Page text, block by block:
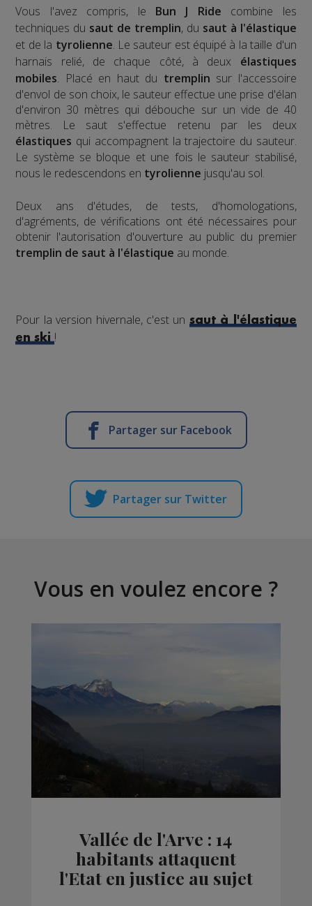
Vous l'avez compris, le Bun J Ride combine les
techniques du saut de tremplin, du saut à l'élastique
et de la tyrolienne. Le sauteur est équipé à la taille d'un
harnais relié, de chaque côté, à deux élastiques
mobiles. Placé en haut du tremplin sur l'accessoire
d'envol de son choix, le sauteur effectue une prise d'élan
d'environ 30 mètres qui débouche sur un vide de 40
mètres. Le saut s'effectue retenu par les deux
élastiques qui accompagnent la trajectoire du sauteur.
Le système se bloque et une fois le sauteur stabilisé,
nous le redescendons en tyrolienne jusqu'au sol.
​Deux ans d'études, de tests, d'homologations,
d'agréments, de vérifications ont été nécessaires pour
obtenir l'autorisation d'ouverture au public du premier
tremplin de saut à l'élastique au monde.
Pour la version hivernale, c'est un saut à l'élastique
en ski !
Partager sur Facebook
Partager sur Twitter
Vous en voulez encore ?
Vallée de l'Arve : 14
habitants attaquent
l'Etat en justice au sujet